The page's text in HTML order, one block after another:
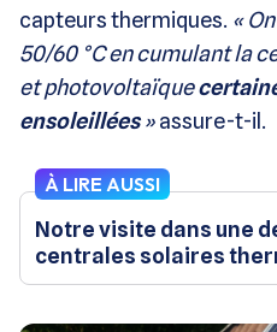
capteurs thermiques. «
50/60 °C en cumulant la
et photovoltaïque
ensoleillées»assure-t-il.
À LIRE AUSSI
Notre visite dans une
centrales solaires